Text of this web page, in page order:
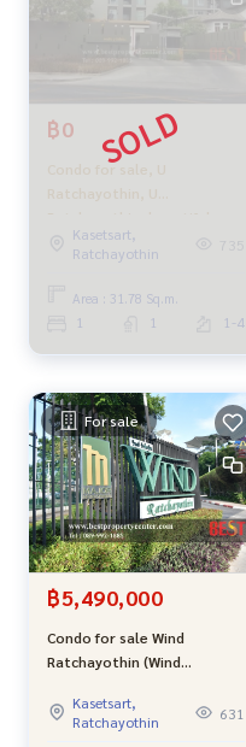
฿0
Condo for sale, U
condition like new. ready to
move in
Kasetsart,
Ratchayothin
Area : 31.78 Sq.m.
1 1 1-4
For sale
฿5,490,000
Condo for sale Wind
Ratchayothin (Wind
Ratchayothin, 28th floor,
beautiful view, no block,
Kasetsart,
Ratchayothin
631